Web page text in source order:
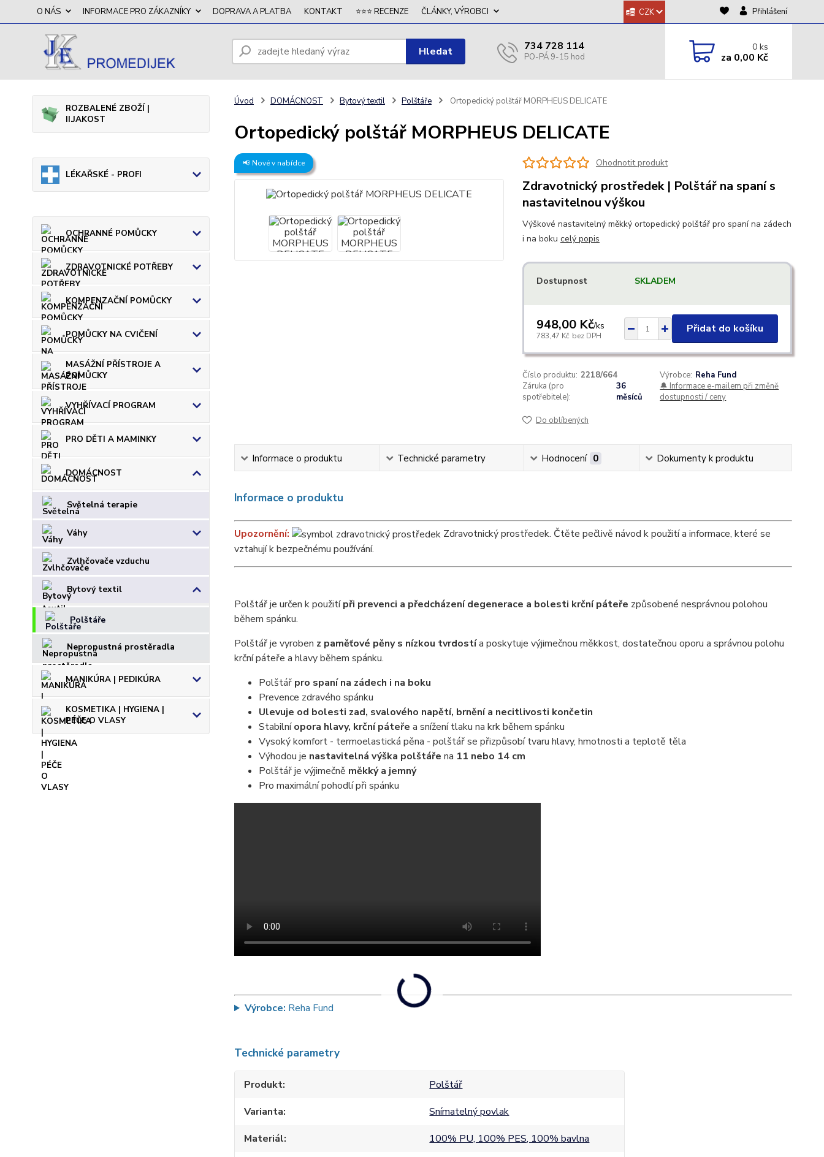
O NÁS INFORMACE PRO ZÁKAZNÍKY DOPRAVA A PLATBA KONTAKT ⭐⭐⭐ RECENZE ČLÁNKY, VÝROBCI CZK Přihlášení
Hledat 734 728 114 0ks
za 0,00 Kč
ROZBALENÉ ZBOŽÍ |
II.JAKOST
LÉKAŘSKÉ - PROFI
OCHRANNÉ POMŮCKY
ZDRAVOTNICKÉ POTŘEBY
KOMPENZAČNÍ POMŮCKY
POMŮCKY NA CVIČENÍ
MASÁŽNÍ PŘÍSTROJE A
POMŮCKY
VYHŘÍVACÍ PROGRAM
PRO DĚTI A MAMINKY
DOMÁCNOST
Světelná terapie
Váhy
Zvlhčovače vzduchu
Bytový textil
Polštáře
Nepropustná prostěradla
MANIKÚRA | PEDIKÚRA
KOSMETIKA | HYGIENA |
PÉČE O VLASY
Úvod DOMÁCNOST Bytový textil Polštáře Ortopedický polštář MORPHEUS DELICATE
Ortopedický polštář MORPHEUS DELICATE
📢 Nové v nabídce Ohodnotit produkt
Zdravotnický prostředek | Polštář na spaní s
nastavitelnou výškou
Výškové nastavitelný měkký ortopedický polštář pro spaní na zádech
i na boku celý popis
Dostupnost SKLADEM
948,00 Kč/ks
783,47 Kč bez DPH
Přidat do košíku
Číslo produktu: 2218/664 Výrobce: Reha Fund
Záruka (pro
spotřebitele):
36
měsíců
🔔 Informace e-mailem při změně
dostupnosti / ceny
Do oblíbených
Informace o produktu Technické parametry Hodnocení 0 Dokumenty k produktu
Informace o produktu
Upozornění:
Zdravotnický prostředek. Čtěte pečlivě návod k použití a informace, které se
vztahují k bezpečnému používání.
Polštář je určen k použitípři prevenci a předcházení degenerace a bolesti krční páteře způsobené nesprávnou polohou
během spánku.
Polštář je vyroben z paměťové pěny s nízkou tvrdostía poskytuje výjimečnou měkkost, dostatečnou oporu a správnou polohu
krční páteře a hlavy během spánku.
Polštář pro spaní na zádech i na boku
Prevence zdravého spánku
Ulevuje od bolesti zad, svalového napětí, brnění a necitlivosti končetin
Stabilníopora hlavy, krční páteře a snížení tlaku na krk během spánku
Vysoký komfort - termoelastická pěna - polštář se přizpůsobí tvaru hlavy, hmotnosti a teplotě těla
Výhodou je nastavitelná výška polštáře na 11 nebo 14 cm
Polštář je výjimečně měkký a jemný
Pro maximální pohodlí při spánku
Výrobce: Reha Fund
Technické parametry
Produkt
Polštář
Varianta
Snímatelný povlak
Materiál
100% PU, 100% PES, 100% bavlna